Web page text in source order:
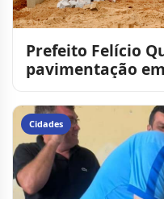
Prefeito Felício
pavimentação
Cidades